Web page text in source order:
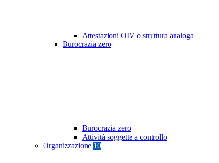
Attestazioni OIV o struttura analoga
Burocrazia zero
Burocrazia zero
Attività soggette a controllo
Organizzazione 10